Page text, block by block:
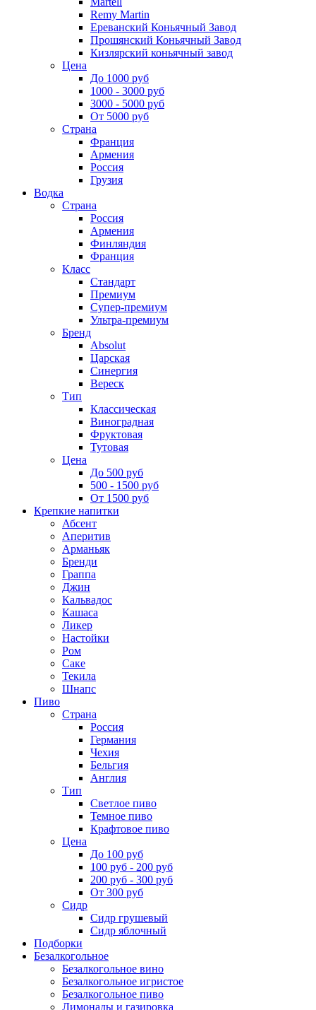
Remy Martin
Ереванский Коньячный Завод
Прошянский Коньячный Завод
Кизлярский коньячный завод
Цена
До 1000 руб
1000 - 3000 руб
3000 - 5000 руб
От 5000 руб
Страна
Франция
Армения
Россия
Грузия
Водка
Страна
Россия
Армения
Финляндия
Франция
Класс
Стандарт
Премиум
Супер-премиум
Ультра-премиум
Бренд
Absolut
Царская
Синергия
Вереск
Тип
Классическая
Виноградная
Фруктовая
Тутовая
Цена
До 500 руб
500 - 1500 руб
От 1500 руб
Крепкие напитки
Абсент
Аперитив
Арманьяк
Бренди
Граппа
Джин
Кальвадос
Кашаса
Ликер
Настойки
Ром
Саке
Текила
Шнапс
Пиво
Страна
Россия
Германия
Чехия
Бельгия
Англия
Тип
Светлое пиво
Темное пиво
Крафтовое пиво
Цена
До 100 руб
100 руб - 200 руб
200 руб - 300 руб
От 300 руб
Сидр
Сидр грушевый
Сидр яблочный
Подборки
Безалкогольное
Безалкогольное вино
Безалкогольное игристое
Безалкогольное пиво
Лимонады и газировка